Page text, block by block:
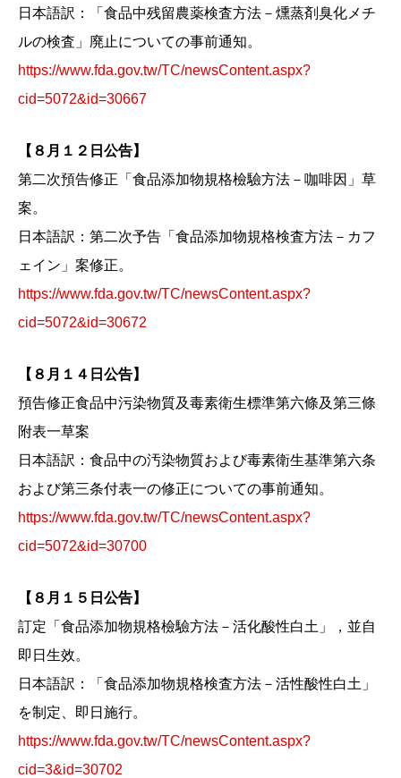
日本語訳：「食品中残留農薬検査方法－燻蒸剤臭化メチ
ルの検査」廃止についての事前通知。
https://www.fda.gov.tw/TC/newsContent.aspx?
cid=5072&id=30667
【８月１２日公告】
第二次預告修正「食品添加物規格檢驗方法－咖啡因」草
案。
日本語訳：第二次予告「食品添加物規格検査方法－カフ
ェイン」案修正。
https://www.fda.gov.tw/TC/newsContent.aspx?
cid=5072&id=30672
【８月１４日公告】
預告修正食品中污染物質及毒素衛生標準第六條及第三條
附表一草案
日本語訳：食品中の汚染物質および毒素衛生基準第六条
および第三条付表一の修正についての事前通知。
https://www.fda.gov.tw/TC/newsContent.aspx?
cid=5072&id=30700
【８月１５日公告】
訂定「食品添加物規格檢驗方法－活化酸性白土」，並自
即日生效。
日本語訳：「食品添加物規格検査方法－活性酸性白土」
を制定、即日施行。
https://www.fda.gov.tw/TC/newsContent.aspx?
cid=3&id=30702